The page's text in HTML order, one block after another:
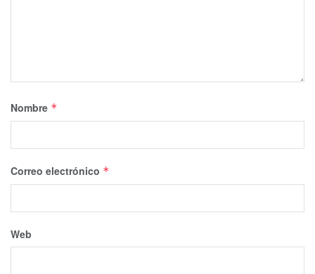
Nombre *
Correo electrónico *
Web